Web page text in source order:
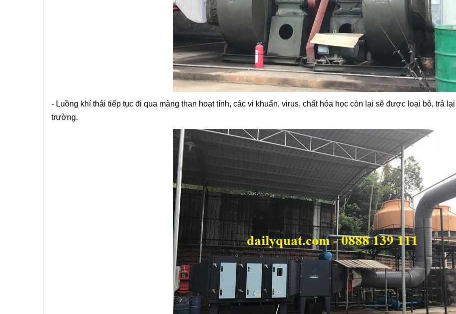
- Luồng khí thải tiếp tục đi qua màng than hoạt tính, các vi khuẩn, virus, chất hóa học còn lại sẽ được loại bỏ, trả
trường.